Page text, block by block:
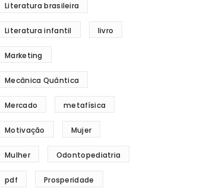
Literatura brasileira
Literatura infantil livro
Marketing
Mecânica Quântica
Mercado metafísica
Motivação Mujer
Mulher Odontopediatria
pdf Prosperidade